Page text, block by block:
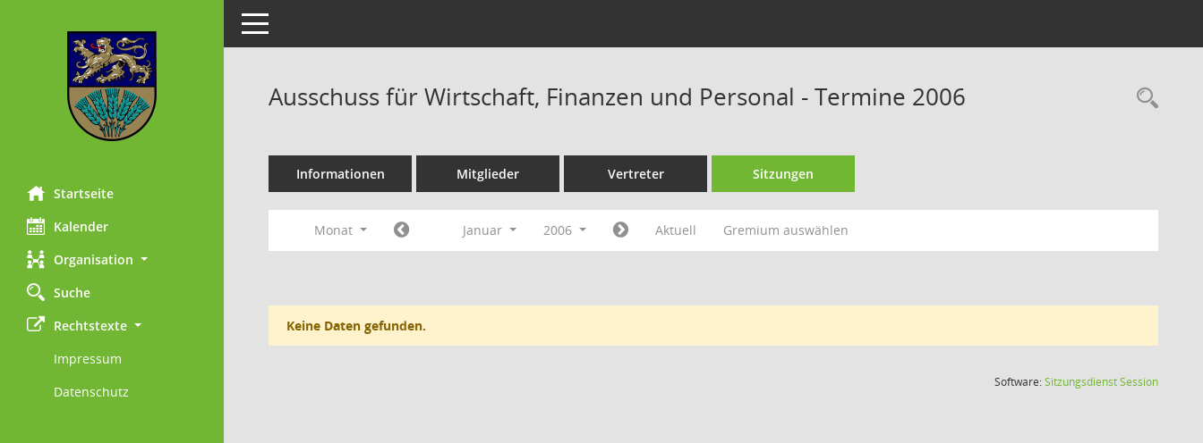
Startseite
Kalender
Organisation
Suche
Rechtstexte
Impressum
Datenschutz
Toggle navigation
Ausschuss für Wirtschaft, Finanzen und Personal - Termine 2006
Informationen Mitglieder Vertreter Sitzungen
Monat Januar 2006 Aktuell Gremium auswählen
Keine Daten gefunden.
Software:SitzungsdienstSession(Wird in